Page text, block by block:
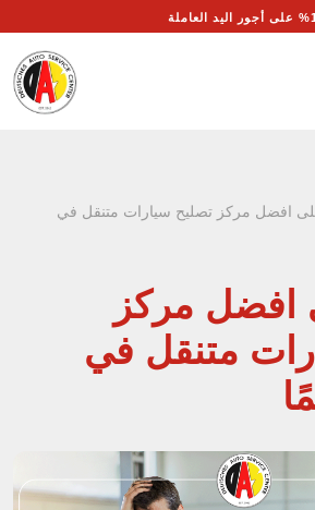
افضل مركز تصليح سيارات متنقل في
افضل مركز
متنقل في